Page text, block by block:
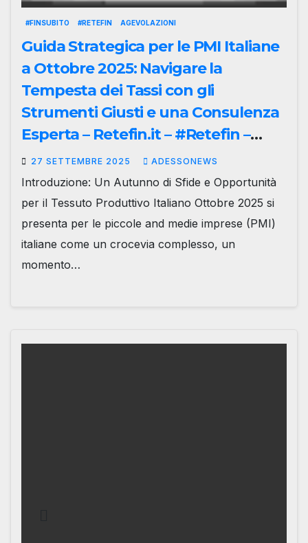
#FINSUBITO #RETEFIN AGEVOLAZIONI
Guida Strategica per le PMI Italiane
a Ottobre 2025: Navigare la
Tempesta dei Tassi con gli
Strumenti Giusti e una Consulenza
Esperta – Retefin.it – #Retefin –
Retefin – #Finsubito – Finsubito –
#Adessonews – #Adessonews –
#Finsubito – Adessonews
27 SETTEMBRE 2025 ADESSONEWS
Introduzione: Un Autunno di Sfide e Opportunità
per il Tessuto Produttivo Italiano Ottobre 2025 si
presenta per le piccole and medie imprese (PMI)
italiane come un crocevia complesso, un
momento…